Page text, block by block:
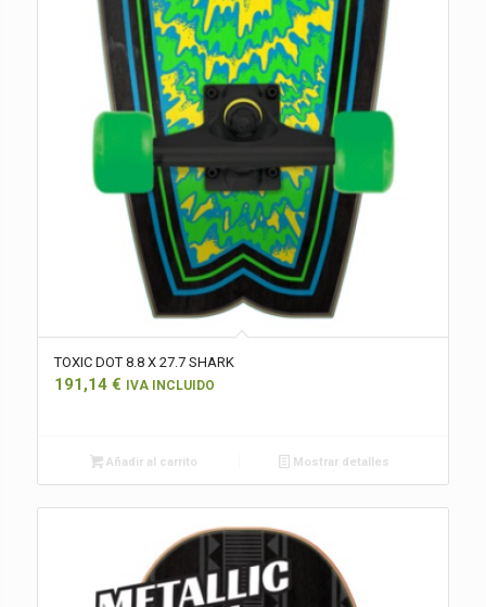
TOXIC DOT 8.8 X 27.7 SHARK
191,14 € IVA INCLUIDO
Añadir al carrito Mostrar detalles